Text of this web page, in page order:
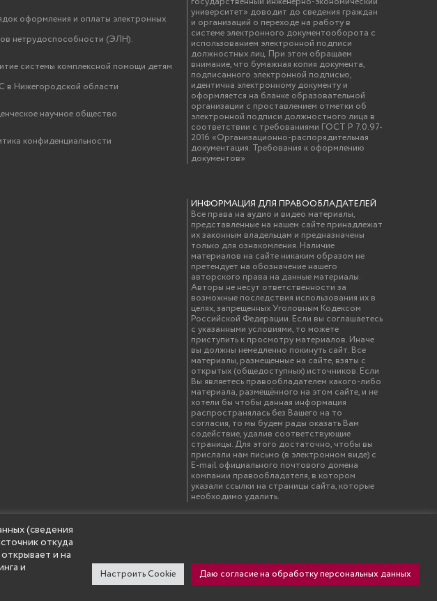
оформления и оплаты электронных
нетрудоспособности (ЭЛН).
системы комплексной помощи детям
в Нижегородской области
научное общество
конфиденциальности
университет» доводит до сведения граждан
и организаций о переходе на работу в
системе электронного документооборота с
использованием электронной подписи
должностных лиц. При этом обращаем
внимание, что бумажная копия документа,
подписанного электронной подписью,
идентична электронному документу и
оформляется на бланке образовательной
организации с проставлением отметки об
электронной подписи должностного лица в
соответствии с требованиями ГОСТ Р 7.0.97-
2016 «Организационно-распорядительная
документация. Требования к оформлению
документов»
ИНФОРМАЦИЯ ДЛЯ ПРАВООБЛАДАТЕЛЕЙ
Все права на аудио и видео материалы,
представленные на нашем сайте принадлежат
их законным владельцам и предназначены
только для ознакомления. Наличие
материалов на сайте никаким образом не
претендует на обозначение нашего
авторского права на данные материалы.
Авторы не несут ответственности за
возможные последствия использования их в
целях, запрещенных Уголовным Кодексом
Российской Федерации. Если вы соглашаетесь
с указанными условиями, то можете
приступить к просмотру материалов. Иначе
вы должны немедленно покинуть сайт. Все
материалы, размещенные на сайте, взяты с
открытых (общедоступных) источников. Если
Вы являетесь правообладателем какого-либо
материала, размещённого на этом сайте, и не
хотели бы чтобы данная информация
распространялась без Вашего на то
согласия, то мы будем рады оказать Вам
содействие, удалив соответствующие
страницы. Для этого достаточно, чтобы вы
прислали нам письмо (в электронном виде) с
E-mail официального почтового домена
компании правообладателя, в котором
указали ссылки на страницы сайта, которые
необходимо удалить.
государственный инженерно-экономический университет"
2002 - 2026
(сведения
откуда
и на
и
Настроить Cookie Даю согласие на обработку персональных данных